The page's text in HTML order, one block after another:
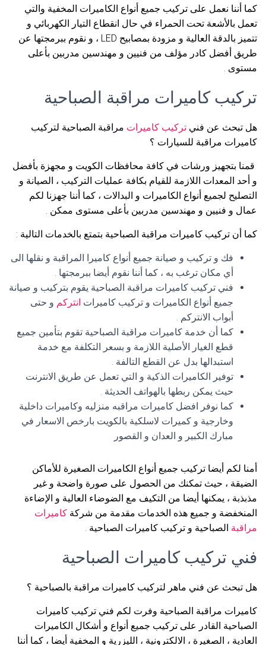
كما أننا نعمل على تركيب جميع أنواع الكاميرات المخفية والتي
تعمل بالأشعة تحت الحمراء في حال انقطاع التيار الكهربائي و
تتميز بالدقة العالية و مزودة بمصابيح LED ، و نقوم ببرمجتها عن
طريق أفضل كادر مؤلف من فنيين و مهندسين مدربين بأعلى
مستوى .
تركيب كاميرات مراقبة الصباحية
هل تبحث عن فني تركيب كاميرات مراقبة الصباحية لتركيب
كاميرات مراقبة للسيارات ؟
قمنا بتجهيز ورشات في كافة محافظات الكويت و مجهزة بأفضل
و أحد المعدات اللازمة للقيام بكافة عمليات التركيب ، الصيانة و
التصليح لجميع أنواع الكاميرات و البدالات ، كما أننا جهزنا لكم
عمال و فنيين و مهندسين مدربين بأعلى مستوى ممكن .
كما أن تركيب كاميرات مراقبة الصباحية بتمتع بالخدمات التالية :
فك و تركيب و صيانة جميع أنواع كاميرا المراقبة و نقلها الى
أي مكان ترغب به ، كما أننا نقوم أيضا ببرمجتها .
فني تركيب كاميرات مراقبة الصباحية يقوم بتركيب و صيانة
جميع أنواع الكاميرات و تركيب كاميرات انتركم و حتى
أبواب الانتركم .
كما أن خدمة كاميرات مراقبة الصباحية تقوم بتأمين جميع
قطع الغيار الأصلية اللازمة و بسعر التكلفة مع خدمة
استبدالها بدل عن القطع التالفة .
توفير الكاميرات الذكية و التي تعمل عن طريق الانترنت
حيث يمكن ربطها بالهواتف الحديثة .
كما نوفر افضل كاميرات مراقبه منزليه وكاميرات داخلية
وخارجية و كميرات لاسلكية بالكويت بارخص الاسعار في
مبارك الكبير و العدان و القصور
أمنا لكم أيضا تركيب جميع أنواع الكاميرات الصغيرة للأماكن
الضيقة ، حيث تمكنك من الحصول على صورة واضحة و غير
مذبذبة ، يمكنها أيضا من التكيف مع الضوضاء العالية و الإضاءة
المنخفضة و جميع هذه الخدمات مقدمة من شركة كاميرات
مراقبة الصباحية و تركيب كاميرات الصباحية .
فني تركيب كاميرات الصباحية
هل تبحث عن فني ماهر لتركيب كاميرات مراقبة بالصباحية ؟
كاميرات مراقبة الصباحية وفرت لكم فني تركيب كاميرات
الصباحية القادر على تركيب جميع أنواع و أشكال الكاميرات
العادية ، الصغيرة ، الالكترونية ، الليزرية و المخفية أيضا ، كما أننا